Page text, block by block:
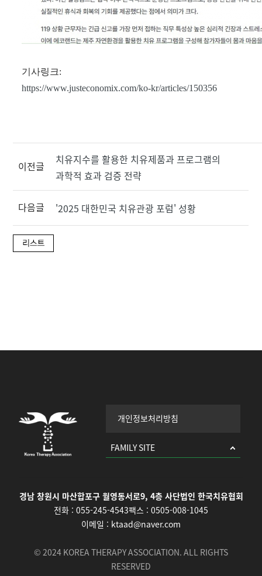
기사링크:
https://www.justeconomix.com/ko-kr/articles/150356
이전글
치유지수를 활용한 치유제품과 프로그램의
과학적 효과 검증 전략
다음글 '2025 대한민국 치유관광 포럼' 성황
경남 창원시 마산합포구 월영동서로9, 4층 사단법인 한국치유협회
전화 : 055-245-4543팩스 : 0505-008-1045
이메일 : ktaad@naver.com
© 2024 KOREA THERAPY ASSOCIATION. ALL RIGHTS
RESERVED
개인정보처리방침
FAMILY SITE